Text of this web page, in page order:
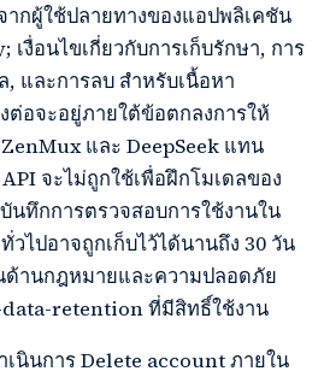
กผู้ใช้ปลายทางของแอปพลิเคชัน
เงื่อนไขเกี่ยวกับการเก็บรักษา, การ
และการลบ สำหรับเนื้อหา
ต่อจะอยู่ภายใต้ข้อตกลงการให้
และ DeepSeek แทน
จะไม่ถูกใช้เพื่อฝึกโมเดลของ
นทึกการตรวจสอบการใช้งานใน
ไปอาจถูกเก็บไว้ได้นานถึง 30 วัน
านกฎหมายและความปลอดภัย
retention ที่มีสิทธิ์ใช้งาน
เนินการ Delete account ภายใน